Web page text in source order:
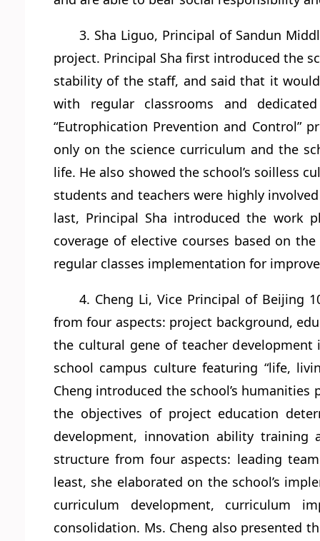
3. Sha Liguo, Principal of Sandun
project. Principal Sha first introduced the
stability of the staff, and said that it
with regular classrooms and
“Eutrophication Prevention and
only on the science curriculum and the
life. He also showed the school’s soilless
students and teachers were highly
last, Principal Sha introduced the work
coverage of elective courses based on
regular classes implementation for
4. Cheng Li, Vice Principal of Beijing
from four aspects: project background,
the cultural gene of teacher
school campus culture featuring “life,
Cheng introduced the school’s
the objectives of project education
development, innovation ability training
structure from four aspects: leading
least, she elaborated on the school’s
curriculum development, curriculum
consolidation. Ms. Cheng also presented